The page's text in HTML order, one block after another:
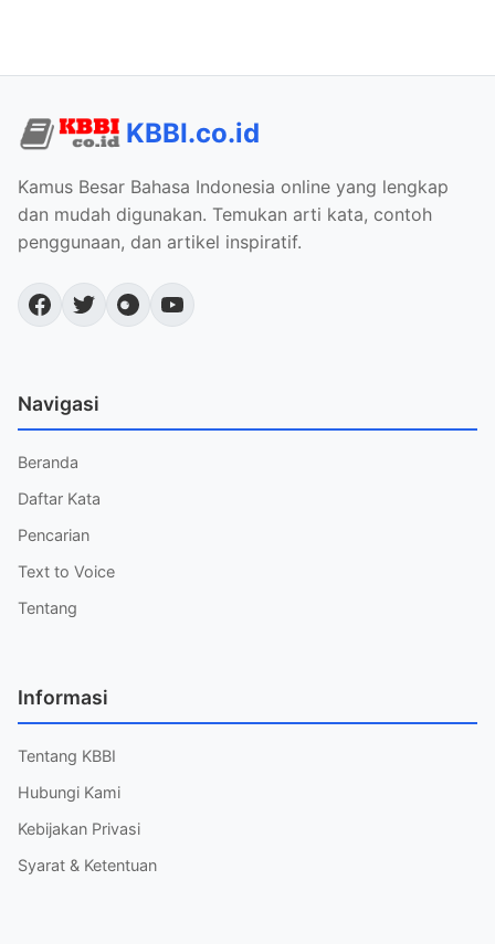
KBBI.co.id
Kamus Besar Bahasa Indonesia online yang lengkap
dan mudah digunakan. Temukan arti kata, contoh
penggunaan, dan artikel inspiratif.
Navigasi
Beranda
Daftar Kata
Pencarian
Text to Voice
Tentang
Informasi
Tentang KBBI
Hubungi Kami
Kebijakan Privasi
Syarat & Ketentuan